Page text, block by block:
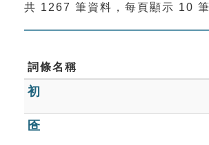
索引選單
單字索引
生命大百科索引
遊戲專區
共 1267 筆資料，每頁顯示 10
詞條名稱
初
匼